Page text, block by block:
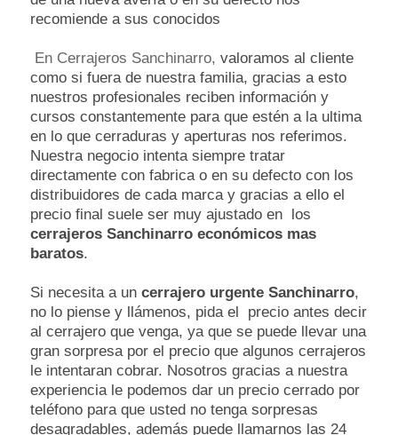
recomiende a sus conocidos
En Cerrajeros Sanchinarro, valoramos al cliente
como si fuera de nuestra familia, gracias a esto
nuestros profesionales reciben información y
cursos constantemente para que estén a la ultima
en lo que cerraduras y aperturas nos referimos.
Nuestra negocio intenta siempre tratar
directamente con fabrica o en su defecto con los
distribuidores de cada marca y gracias a ello el
precio final suele ser muy ajustado en los
cerrajeros Sanchinarro económicos mas
baratos.
Si necesita a un cerrajero urgente Sanchinarro,
no lo piense y llámenos, pida el precio antes decir
al cerrajero que venga, ya que se puede llevar una
gran sorpresa por el precio que algunos cerrajeros
le intentaran cobrar. Nosotros gracias a nuestra
experiencia le podemos dar un precio cerrado por
teléfono para que usted no tenga sorpresas
desagradables, además puede llamarnos las 24